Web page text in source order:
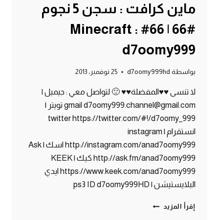
ماين كرافت : سجن 5 نجوم
#66 | 66# Minecraft :
d7oomy999
بواسطة d7oomy999hd 25 نوفمبر، 2013
لا تنسى ♥♥المفضلة♥♥ 🙂 لتواصل معي : جيميل |
gmail d7oomy999.channel@gmail.com تويتر |
twitter https://twitter.com/#!/d7oomy_999
انستقرام | instagram
http://instagram.com/anad7oomy999 اسك | Ask
http://ask.fm/anad7oomy999 كيك | KEEK
https://www.keek.com/anad7oomy999 ايدي
البلايستيشن | ps3 ID d7oomy999HD
إقرأ المزيد ماين